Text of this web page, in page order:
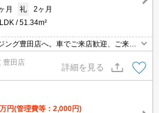
月 礼
2ヶ月
51.34m²
ング豊田店へ。車でご来店歓迎、ご来店
豊田店
詳細を見る
万円(管理費等：2,000円)